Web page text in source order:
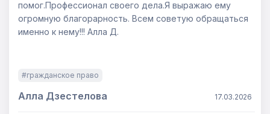
помог.Профессионал своего дела.Я выражаю ему
огромную благорарность. Всем советую обращаться
именно к нему!!! Алла Д.
#гражданское право
Алла Дзестелова 17.03.2026